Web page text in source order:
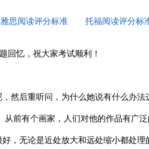
雅思阅读评分标准 托福阅读评分标
回忆，祝大家考试顺利！
然后重听问，为什么她说有什么办法
从前有个画家，人们对他的作品有广
，无论是近处放大和远处缩小都处理